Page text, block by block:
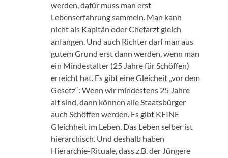
werden, dafür muss man erst
Lebenserfahrung sammeln. Man kann
nicht als Kapitän oder Chefarzt gleich
anfangen. Und auch Richter darf man aus
gutem Grund erst dann werden, wenn man
ein Mindestalter (25 Jahre für Schöffen)
erreicht hat. Es gibt eine Gleicheit „vor dem
Gesetz“: Wenn wir mindestens 25 Jahre
alt sind, dann können alle Staatsbürger
auch Schöffen werden. Es gibt KEINE
Gleichheit im Leben. Das Leben selber ist
hierarchisch. Und deshalb haben
Hierarchie-Rituale, dass z.B. der Jüngere